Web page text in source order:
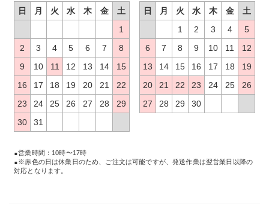
日 月 火 水 木 金
土
1
2
3 4 5 6 7
8
9
10 11 12 13 14
15
16
17 18 19 20 21
22
23
24 25 26 27 28
29
30
31
日 月 火 水 木 金
土
1
2 3 4
5
6
7 8 9 10 11
12
13
14 15 16 17 18
19
20
21 22 23 24 25
26
27
28 29 30
営業時間：10時〜17時
※赤色の日は休業日のため、ご注文は可能ですが、発送作業は翌営業日以降の
対応となります。